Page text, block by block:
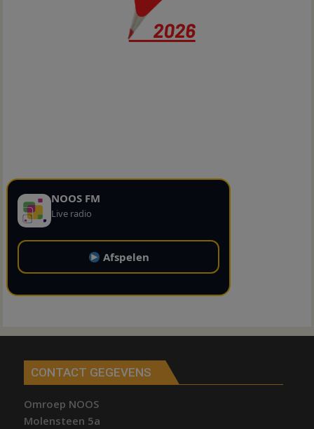
NOOS FM
Live radio
Afspelen
CONTACT GEGEVENS
Omroep NOOS
Molensteen 5a